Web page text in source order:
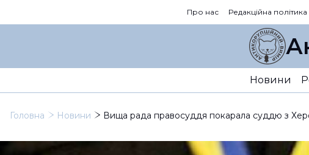
Про нас Редакційна політика
Новини
Головна Новини Вища рада правосуддя покарала суддю з